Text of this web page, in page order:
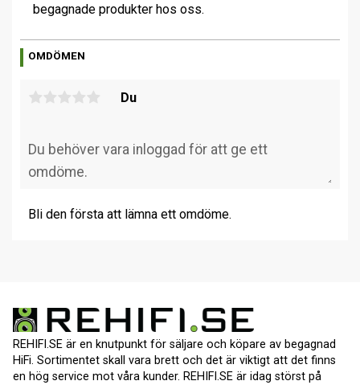
begagnade produkter hos oss.
OMDÖMEN
Du
Bli den första att lämna ett omdöme.
REHIFI.SE är en knutpunkt för säljare och köpare av begagnad
HiFi. Sortimentet skall vara brett och det är viktigt att det finns
en hög service mot våra kunder. REHIFI.SE är idag störst på